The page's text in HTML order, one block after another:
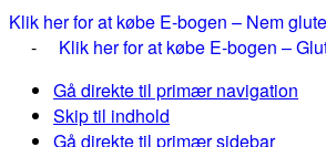
Klik her for at købe E-bogen – Nem
- Klik her for at købe E-bogen –
Gå direkte til primær navigation
Skip til indhold
Gå direkte til primær sidebar